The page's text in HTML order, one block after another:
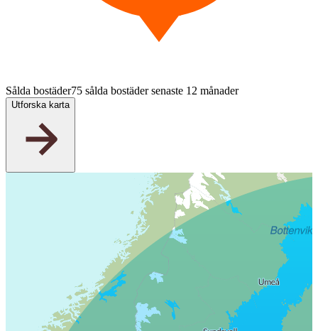
Sålda bostäder75 sålda bostäder senaste 12 månader
Utforska karta